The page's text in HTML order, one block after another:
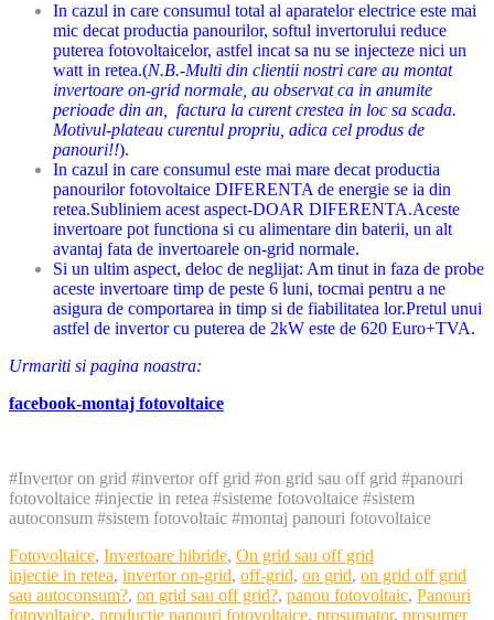
In cazul in care consumul total al aparatelor electrice este mai
mic decat productia panourilor, softul invertorului reduce
puterea fotovoltaicelor, astfel incat sa nu se injecteze nici un
watt in retea.(N.B.-Multi din clientii nostri care au montat
invertoare on-grid normale, au observat ca in anumite
perioade din an, factura la curent crestea in loc sa scada.
Motivul-plateau curentul propriu, adica cel produs de
panouri!!).
In cazul in care consumul este mai mare decat productia
panourilor fotovoltaice DIFERENTA de energie se ia din
retea.Subliniem acest aspect-DOAR DIFERENTA.Aceste
invertoare pot functiona si cu alimentare din baterii, un alt
avantaj fata de invertoarele on-grid normale.
Si un ultim aspect, deloc de neglijat: Am tinut in faza de probe
aceste invertoare timp de peste 6 luni, tocmai pentru a ne
asigura de comportarea in timp si de fiabilitatea lor.Pretul unui
astfel de invertor cu puterea de 2kW este de 620 Euro+TVA.
Urmariti si pagina noastra:
facebook-montaj fotovoltaice
#Invertor on grid #invertor off grid #on grid sau off grid #panouri
fotovoltaice #injectie in retea #sisteme fotovoltaice #sistem
autoconsum #sistem fotovoltaic #montaj panouri fotovoltaice
Categories
Fotovoltaice, Invertoare hibride, On grid sau off grid
Tags
injectie in retea, invertor on-grid, off-grid, on grid, on grid off grid
sau autoconsum?, on grid sau off grid?, panou fotovoltaic, Panouri
fotovoltaice, productie panouri fotovoltaice, prosumator, prosumer